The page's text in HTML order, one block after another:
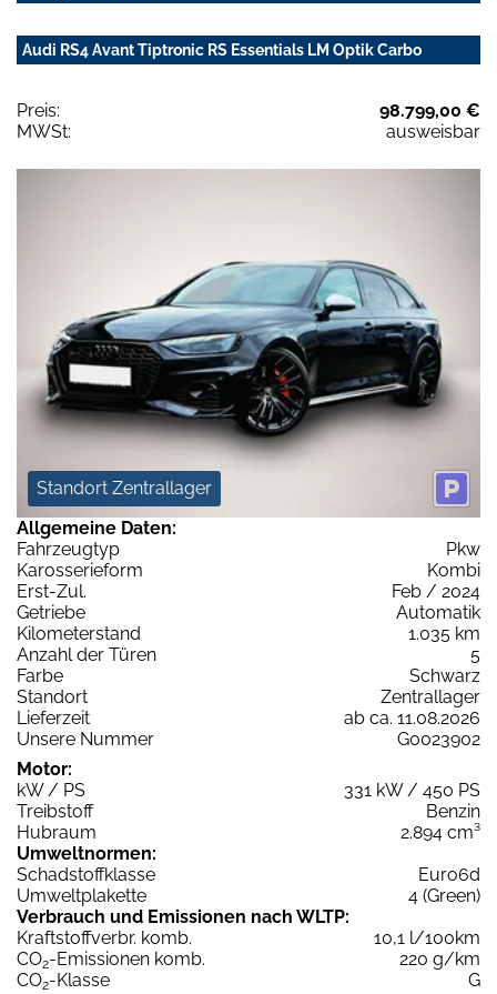
Audi RS4 Avant Tiptronic RS Essentials LM Optik Carbo
Preis:
98.799,00 €
MWSt:
ausweisbar
Standort Zentrallager
Allgemeine Daten:
Fahrzeugtyp
Pkw
Karosserieform
Kombi
Erst-Zul.
Feb / 2024
Getriebe
Automatik
Kilometerstand
1.035 km
Anzahl der Türen
5
Farbe
Schwarz
Standort
Zentrallager
Lieferzeit
ab ca. 11.08.2026
Unsere Nummer
G0023902
Motor:
kW / PS
331 kW / 450 PS
Treibstoff
Benzin
Hubraum
2.894 cm³
Umweltnormen:
Schadstoffklasse
Euro6d
Umweltplakette
4 (Green)
Verbrauch und Emissionen nach WLTP:
Kraftstoffverbr. komb.
10,1 l/100km
CO2-Emissionen komb.
220 g/km
CO2-Klasse
G